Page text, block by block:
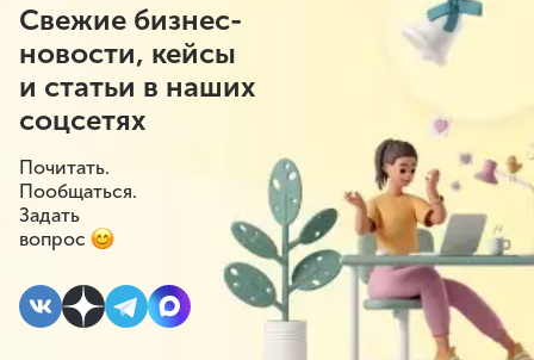
Свежие бизнес-
новости, кейсы
и статьи в наших
соцсетях
Почитать.
Пообщаться.
Задать
вопрос